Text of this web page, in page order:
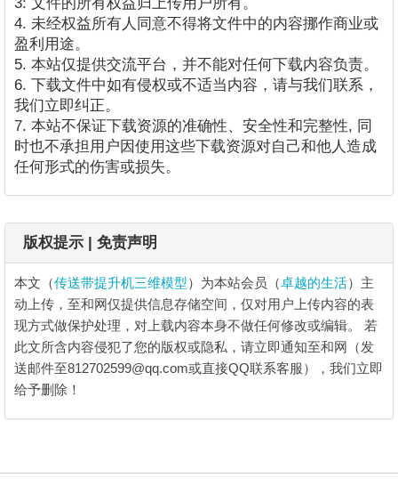
4. 未经权益所有人同意不得将文件中的内容挪作商业或
盈利用途。
5. 本站仅提供交流平台，并不能对任何下载内容负责。
6. 下载文件中如有侵权或不适当内容，请与我们联系，
我们立即纠正。
7. 本站不保证下载资源的准确性、安全性和完整性, 同
时也不承担用户因使用这些下载资源对自己和他人造成
任何形式的伤害或损失。
版权提示 | 免责声明
本文（传送带提升机三维模型）为本站会员（卓越的生活）主
动上传，至和网仅提供信息存储空间，仅对用户上传内容的表
现方式做保护处理，对上载内容本身不做任何修改或编辑。 若
此文所含内容侵犯了您的版权或隐私，请立即通知至和网（发
送邮件至812702599@qq.com或直接QQ联系客服），我们立即
给予删除！